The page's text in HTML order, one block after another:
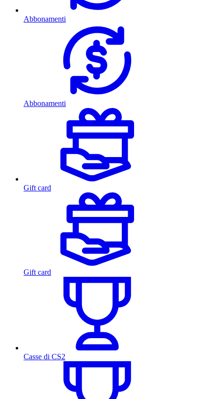
Abbonamenti
Abbonamenti
Gift card
Gift card
Casse di CS2